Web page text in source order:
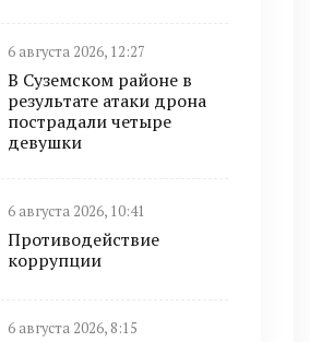
6 августа 2026, 12:27
В Суземском районе в
результате атаки дрона
пострадали четыре
девушки
6 августа 2026, 10:41
Противодействие
коррупции
6 августа 2026, 8:15